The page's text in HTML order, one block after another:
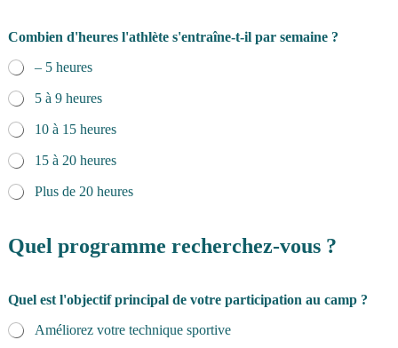
Combien d'heures l'athlète s'entraîne-t-il par semaine ?
– 5 heures
5 à 9 heures
10 à 15 heures
15 à 20 heures
Plus de 20 heures
Quel programme recherchez-vous ?
Quel est l'objectif principal de votre participation au camp ?
Améliorez votre technique sportive